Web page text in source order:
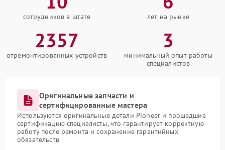
сотрудников в штате лет на рынке
2357
отремонтированных устройств
3
минимальный опыт работы
специалистов
Оригинальные запчасти и
сертифицированные мастера
Используются оригинальные детали Pioneer и прошедшие
сертификацию специалисты, что гарантирует корректную
работу после ремонта и сохранение гарантийных
обязательств